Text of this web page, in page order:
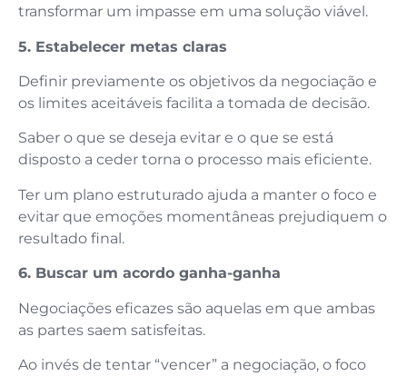
transformar um impasse em uma solução viável.
5. Estabelecer metas claras
Definir previamente os objetivos da negociação e
os limites aceitáveis facilita a tomada de decisão.
Saber o que se deseja evitar e o que se está
disposto a ceder torna o processo mais eficiente.
Ter um plano estruturado ajuda a manter o foco e
evitar que emoções momentâneas prejudiquem o
resultado final.
6. Buscar um acordo ganha-ganha
Negociações eficazes são aquelas em que ambas
as partes saem satisfeitas.
Ao invés de tentar “vencer” a negociação, o foco